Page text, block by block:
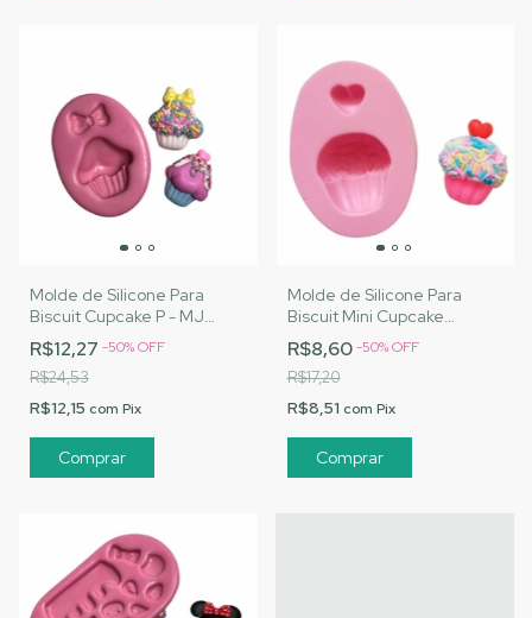
Molde de Silicone Para
Biscuit Cupcake P - MJ
Artesanatos |Cód. 2838
R$12,27 -50%OFF
R$24,53
R$12,15 com Pix
Molde de Silicone Para
Biscuit Mini Cupcake
Coração - MJ Artesanatos
|Cód. 2840
R$8,60-50%OFF
R$17,20
R$8,51 com Pix